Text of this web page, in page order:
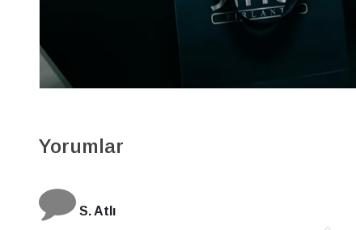
Yorumlar
N. Elçi